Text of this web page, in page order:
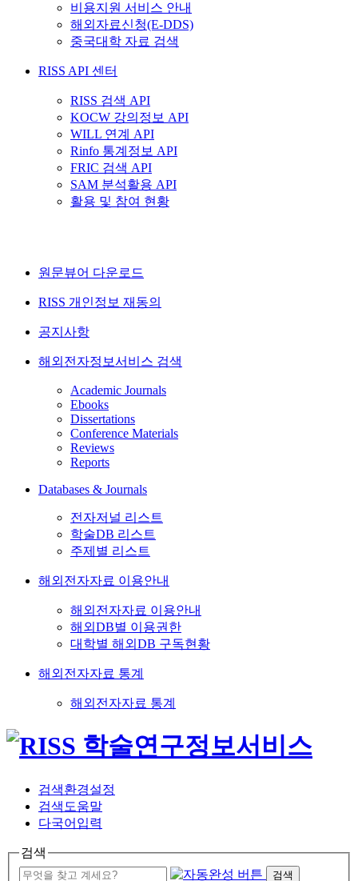
비용지원 서비스 안내
해외자료신청(E-DDS)
중국대학 자료 검색
RISS API 센터
RISS 검색 API
KOCW 강의정보 API
WILL 연계 API
Rinfo 통계정보 API
FRIC 검색 API
SAM 분석활용 API
활용 및 참여 현황
원문뷰어 다운로드
RISS 개인정보 재동의
공지사항
해외전자정보서비스 검색
Academic Journals
Ebooks
Dissertations
Conference Materials
Reviews
Reports
Databases & Journals
전자저널 리스트
학술DB 리스트
주제별 리스트
해외전자자료 이용안내
해외전자자료 이용안내
해외DB별 이용권한
대학별 해외DB 구독현황
해외전자자료 통계
해외전자자료 통계
검색환경설정
검색도움말
다국어입력
검색
검색